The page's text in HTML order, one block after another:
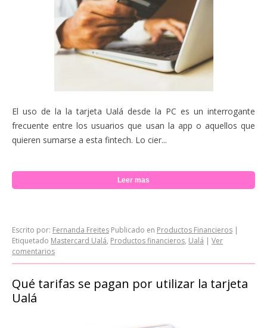
El uso de la la tarjeta Ualá desde la PC es un interrogante
frecuente entre los usuarios que usan la app o aquellos que
quieren sumarse a esta fintech. Lo cier...
Leer mas
Escrito por: Fernanda Freites Publicado en Productos Financieros |
Etiquetado Mastercard Ualá, Productos financieros, Ualá | Ver
comentarios
Qué tarifas se pagan por utilizar la tarjeta
Ualá